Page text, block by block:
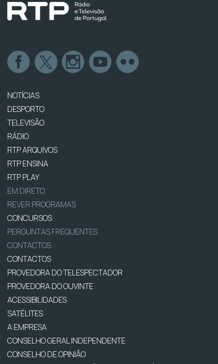
NOTÍCIAS
DESPORTO
TELEVISÃO
RÁDIO
RTP ARQUIVOS
RTP ENSINA
RTP PLAY
EM DIRETO
REVER PROGRAMAS
CONCURSOS
PERGUNTAS FREQUENTES
CONTACTOS
CONTACTOS
PROVEDORA DO TELESPECTADOR
PROVEDORA DO OUVINTE
ACESSIBILIDADES
SATÉLITES
A EMPRESA
CONSELHO GERAL INDEPENDENTE
CONSELHO DE OPINIÃO